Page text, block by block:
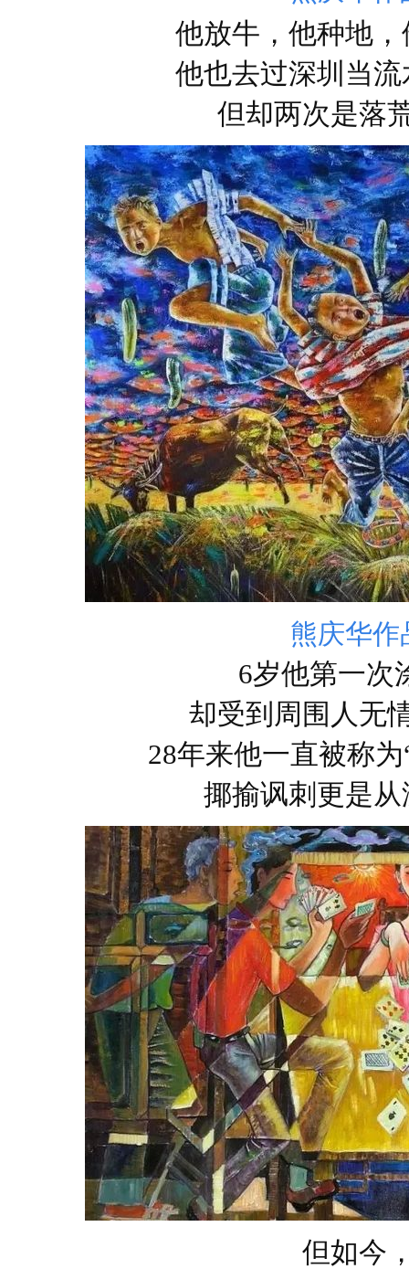
他放牛，他种地
他也去过深圳当
但却两次是落
熊庆华作
6岁他第一次
却受到周围人无
28年来他一直被称
揶揄讽刺更是
但如今